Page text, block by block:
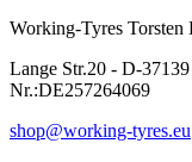
Working-Tyres Torsten
Lange Str.20 - D-
Nr.:DE257264069
shop@working-tyres.eu